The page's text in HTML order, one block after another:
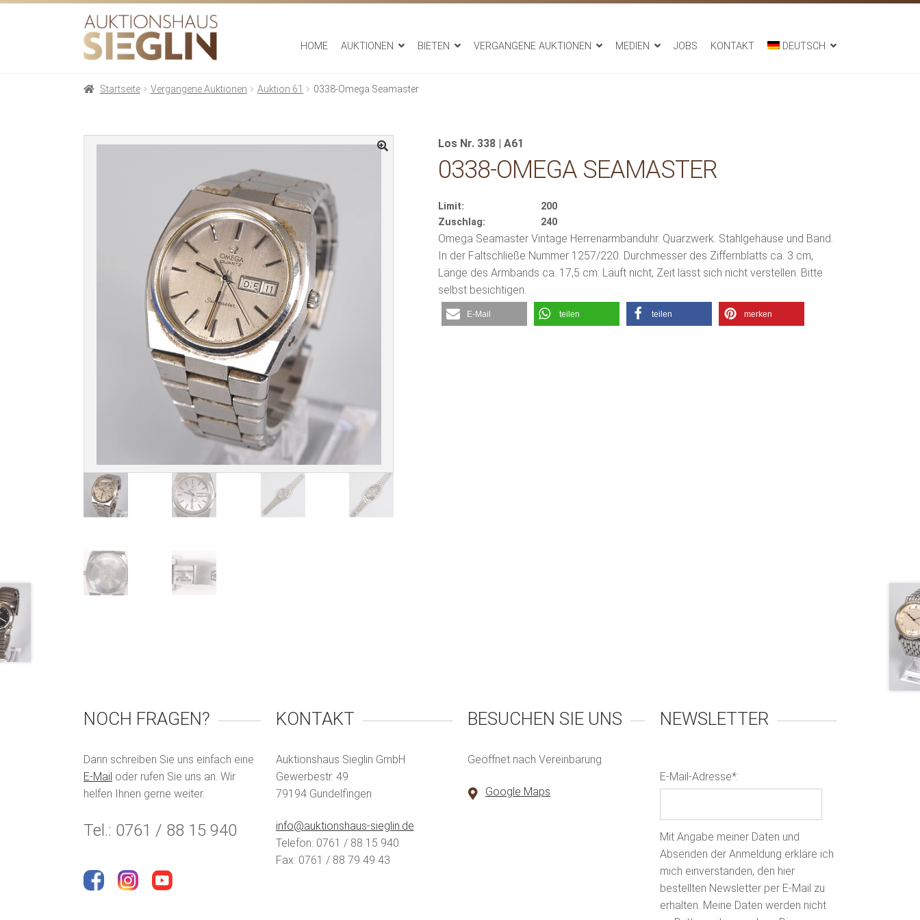
Zur
Navigation
springen
Zum
Inhalt
springen
HOME AUKTIONEN BIETEN VERGANGENE AUKTIONEN MEDIEN JOBS KONTAKT DEUTSCH
Startseite Vergangene Auktionen Auktion 61 0338-Omega Seamaster
Los Nr. 338 | A61
0338-OMEGA SEAMASTER
Limit:
200
Zuschlag:
240
Omega Seamaster Vintage Herrenarmbanduhr. Quarzwerk. Stahlgehäuse und Band.
In der Faltschließe Nummer 1257/220. Durchmesser des Ziffernblatts ca. 3 cm,
Länge des Armbands ca. 17,5 cm. Läuft nicht, Zeit lässt sich nicht verstellen. Bitte
selbst besichtigen.
E-Mail teilen teilen merken
NOCH FRAGEN?
Dann schreiben Sie uns einfach eine
E-Mail oder rufen Sie uns an. Wir
helfen Ihnen gerne weiter.
Tel.: 0761 / 88 15 940
KONTAKT
Auktionshaus Sieglin GmbH
Gewerbestr. 49
79194 Gundelfingen
info@auktionshaus-sieglin.de
Telefon: 0761 / 88 15 940
Fax: 0761 / 88 79 49 43
BESUCHEN SIE UNS
Geöffnet nach Vereinbarung
Google Maps
NEWSLETTER
E-Mail-Adresse*:
Mit Angabe meiner Daten und
Absenden der Anmeldung erkläre ich
mich einverstanden, den hier
bestellten Newsletter per E-Mail zu
erhalten. Meine Daten werden nicht